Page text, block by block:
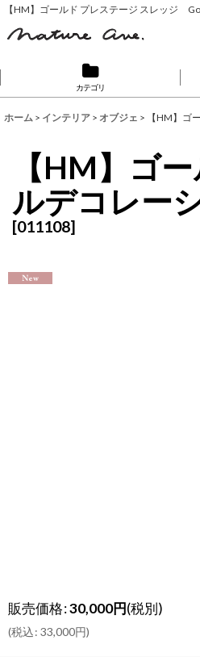
【HM】ゴールド プレステージ スレッジ
カテゴリ
ホーム > インテリア > オブジェ > 【HM】
【HM】ゴ
ルデコレー
[011108]
販売価格:30,000円(税別)
(税込: 33,000円)